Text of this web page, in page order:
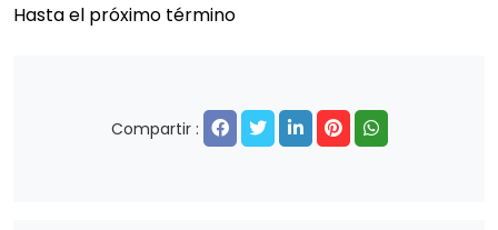
Hasta el próximo término
Compartir :